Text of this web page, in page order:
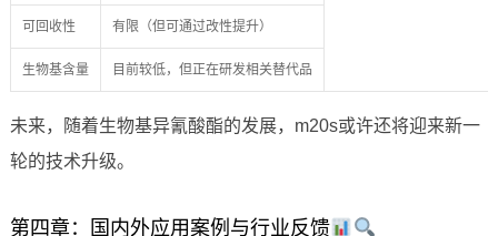
可回收性 有限（但可通过改性提升）
生物基含量 目前较低，但正在研发相关替代品
未来，随着生物基异氰酸酯的发展，m20s或许还将迎来新一
轮的技术升级。
第四章：国内外应用案例与行业反馈